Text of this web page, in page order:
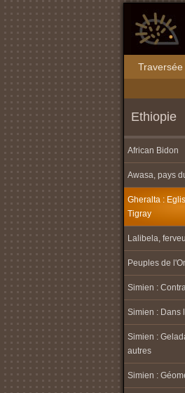
Ethiopie
African Bidon
Awasa, pays
Gheralta :
Tigray
Lalibela,
Peuples de
Simien :
Simien : Dans
Simien :
autres
Simien :